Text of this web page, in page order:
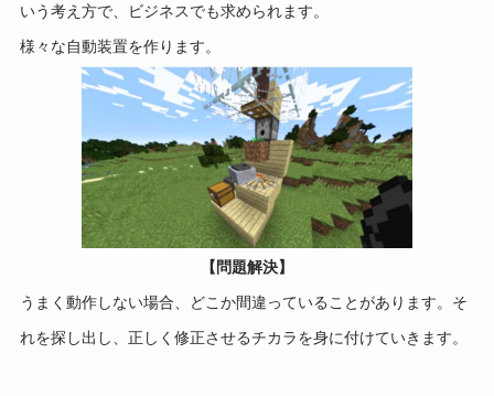
いう考え方で、ビジネスでも求められます。
様々な自動装置を作ります。
【問題解決】
うまく動作しない場合、どこか間違っていることがあります。そ
れを探し出し、正しく修正させるチカラを身に付けていきます。